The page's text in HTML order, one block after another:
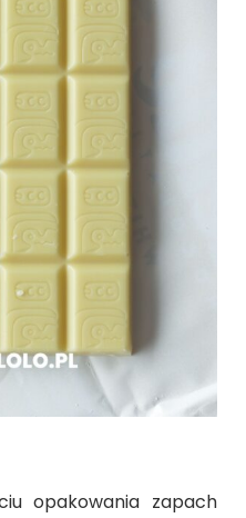
opakowania zapach